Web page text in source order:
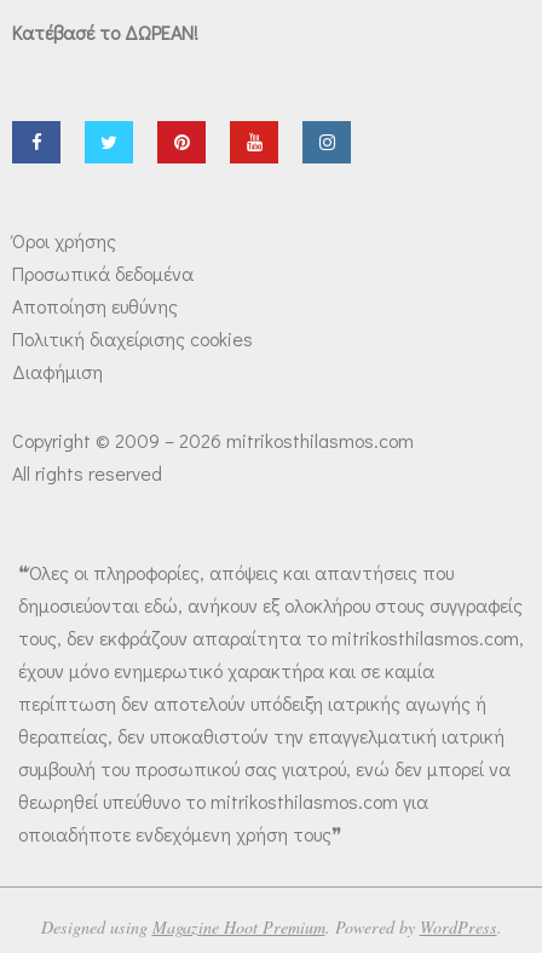
Κατέβασέ το ΔΩΡΕΑΝ!
Όροι χρήσης
Προσωπικά δεδομένα
Αποποίηση ευθύνης
Πολιτική διαχείρισης cookies
Διαφήμιση
Copyright © 2009 – 2026 mitrikosthilasmos.com
All rights reserved
❝Όλες οι πληροφορίες, απόψεις και απαντήσεις που
δημοσιεύονται εδώ, ανήκουν εξ ολοκλήρου στους συγγραφείς
τους, δεν εκφράζουν απαραίτητα το mitrikosthilasmos.com,
έχουν μόνο ενημερωτικό χαρακτήρα και σε καμία
περίπτωση δεν αποτελούν υπόδειξη ιατρικής αγωγής ή
θεραπείας, δεν υποκαθιστούν την επαγγελματική ιατρική
συμβουλή του προσωπικού σας γιατρού, ενώ δεν μπορεί να
θεωρηθεί υπεύθυνο το mitrikosthilasmos.com για
οποιαδήποτε ενδεχόμενη χρήση τους❞
Designed using Magazine Hoot Premium. Powered by WordPress.